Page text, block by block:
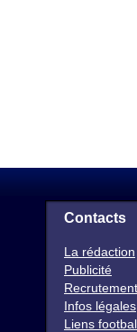
Contacts
La rédaction
Publicité
Recrutement
Infos légales
Liens